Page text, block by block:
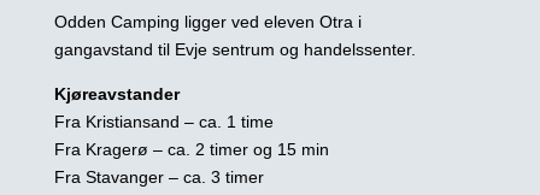
Odden Camping ligger ved eleven Otra i
gangavstand til Evje sentrum og handelssenter.
Kjøreavstander
Fra Kristiansand – ca. 1 time
Fra Kragerø – ca. 2 timer og 15 min
Fra Stavanger – ca. 3 timer